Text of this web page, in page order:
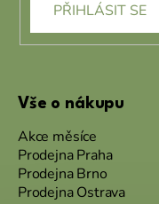
PŘIHLÁSIT SE
Vše o nákupu
Akce měsíce
Prodejna Praha
Prodejna Brno
Prodejna Ostrava